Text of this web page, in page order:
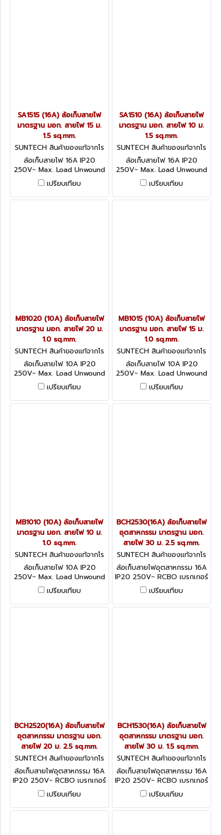
SA1515 (16A) ล้อเก็บสายไฟ
มาตรฐาน มอก. สายไฟ 15 ม.
1.5 sq.mm.
SUNTECH สินค้าของแท้จากโร
งงานผู้ผลิต SA1515
ล้อเก็บสายไฟ 16A IP20
250V~ Max. Load Unwound
3600W / Wound 2200W
อุปกรณ์ป้องกันกระแสไฟฟ้าเกิน
ได้มาตรฐาน IEC60934
เปรียบเทียบ
SA1510 (16A) ล้อเก็บสายไฟ
มาตรฐาน มอก. สายไฟ 10 ม.
1.5 sq.mm.
SUNTECH สินค้าของแท้จากโร
งงานผู้ผลิต SA1510
ล้อเก็บสายไฟ 16A IP20
250V~ Max. Load Unwound
3600W / Wound 2200W
อุปกรณ์ป้องกันกระแสไฟฟ้าเกิน
ได้มาตรฐาน IEC60934
เปรียบเทียบ
MB1020 (10A) ล้อเก็บสายไฟ
มาตรฐาน มอก. สายไฟ 20 ม.
1.0 sq.mm.
SUNTECH สินค้าของแท้จากโร
งงานผู้ผลิต MB1020
ล้อเก็บสายไฟ 10A IP20
250V~ Max. Load Unwound
2200W / Wound 1500W
อุปกรณ์ป้องกันกระแสไฟฟ้าเกิน
ได้มาตรฐาน IEC60934
เปรียบเทียบ
MB1015 (10A) ล้อเก็บสายไฟ
มาตรฐาน มอก. สายไฟ 15 ม.
1.0 sq.mm.
SUNTECH สินค้าของแท้จากโร
งงานผู้ผลิต MB1015
ล้อเก็บสายไฟ 10A IP20
250V~ Max. Load Unwound
2200W / Wound 1500W
อุปกรณ์ป้องกันกระแสไฟฟ้าเกิน
ได้มาตรฐาน IEC60934
เปรียบเทียบ
MB1010 (10A) ล้อเก็บสายไฟ
มาตรฐาน มอก. สายไฟ 10 ม.
1.0 sq.mm.
SUNTECH สินค้าของแท้จากโร
งงานผู้ผลิต MB1010
ล้อเก็บสายไฟ 10A IP20
250V~ Max. Load Unwound
2200W / Wound 1500W
อุปกรณ์ป้องกันกระแสไฟฟ้าเกิน
ได้มาตรฐาน IEC60934
เปรียบเทียบ
BCH2530(16A) ล้อเก็บสายไฟ
อุตสาหกรรม มาตรฐาน มอก.
สายไฟ 30 ม. 2.5 sq.mm.
SUNTECH สินค้าของแท้จากโร
งงานผู้ผลิต BCH2530
ล้อเก็บสายไฟอุตสาหกรรม 16A
IP20 250V~ RCBO เบรกเกอร์
ป้องกันไฟดูด ไฟรั่ว ไฟช็อต
ตัดกระแสลัดวงจรป้องกัน
กระแสไฟเกิน
เปรียบเทียบ
BCH2520(16A) ล้อเก็บสายไฟ
อุตสาหกรรม มาตรฐาน มอก.
สายไฟ 20 ม. 2.5 sq.mm.
SUNTECH สินค้าของแท้จากโร
งงานผู้ผลิต BCH2520
ล้อเก็บสายไฟอุตสาหกรรม 16A
IP20 250V~ RCBO เบรกเกอร์
ป้องกันไฟดูด ไฟรั่ว ไฟช็อต
ตัดกระแสลัดวงจรป้องกัน
กระแสไฟเกิน
เปรียบเทียบ
BCH1530(16A) ล้อเก็บสายไฟ
อุตสาหกรรม มาตรฐาน มอก.
สายไฟ 30 ม. 1.5 sq.mm.
SUNTECH สินค้าของแท้จากโร
งงานผู้ผลิต BCH1530
ล้อเก็บสายไฟอุตสาหกรรม 16A
IP20 250V~ RCBO เบรกเกอร์
ป้องกันไฟดูด ไฟรั่ว ไฟช็อต
ตัดกระแสลัดวงจรป้องกัน
กระแสไฟเกิน
เปรียบเทียบ